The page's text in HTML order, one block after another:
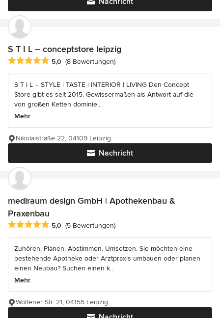
S T I L – conceptstore leipzig
Durchschnittliche Bewertung: 5 von 5 Sternen
5,0 (8 Bewertungen)
S T I L – STYLE | TASTE | INTERIOR | LIVING Den Concept
Store gibt es seit 2015. Gewissermaßen als Antwort auf die
von großen Ketten dominie...
Mehr
Nachricht
Nikolaistraße 22, 04109 Leipzig
mediraum design GmbH | Apothekenbau &
Praxenbau
Durchschnittliche Bewertung: 5 von 5 Sternen
5,0 (5 Bewertungen)
Zuhören. Planen. Abstimmen. Umsetzen. Sie möchten eine
bestehende Apotheke oder Arztpraxis umbauen oder planen
einen Neubau? Suchen einen k...
Mehr
Wolfener Str. 21, 04155 Leipzig